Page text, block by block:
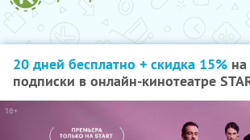
20 дней бесплатно + скидка 15%
подписки в онлайн-кинотеатре